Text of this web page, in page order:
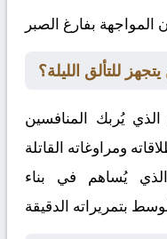
بفارغ الصبر
للتألق الليلة؟
الذي يُربك المنافسين
ومراوغاته القاتلة
يُساهم في بناء
بتمريراته الدقيقة